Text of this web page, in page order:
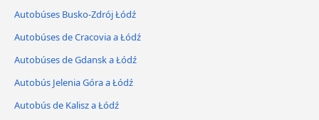
Autobúses Busko-Zdrój Łódź
Autobúses de Cracovia a Łódź
Autobúses de Gdansk a Łódź
Autobús Jelenia Góra a Łódź
Autobús de Kalisz a Łódź